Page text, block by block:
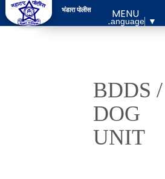
भंडारा पोलीस MENU
Select Language ▼
BDDS /
DOG
UNIT